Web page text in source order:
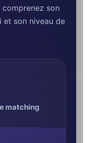
son
et son niveau de
matching